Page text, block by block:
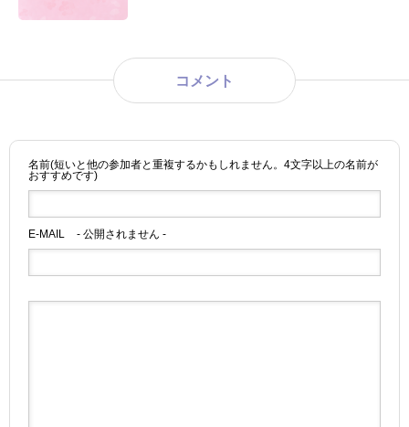
コメント
名前(短いと他の参加者と重複するかもしれません。4文字以上の名前が
おすすめです)
E-MAIL - 公開されません -